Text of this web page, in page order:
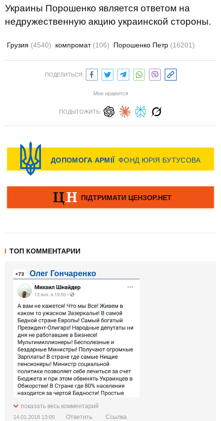
Украины Порошенко является ответом на
недружественную акцию украинской стороны.
Грузия (4540) компромат (106) Порошенко Петр (16201)
ПОДЕЛИТЬСЯ:
Мне нравится
ПОДЫТОЖИТЬ:
ТОП КОММЕНТАРИИ
+73 Олег Гончаренко
показать весь комментарий
14.01.2018 13:05 Ответить Ссылка